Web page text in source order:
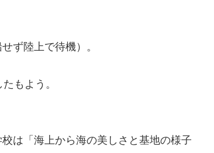
ず陸上で待機）。
もよう。
は「海上から海の美しさと基地の様子